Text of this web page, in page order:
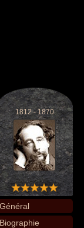
1812 - 1870
Général
Biographie